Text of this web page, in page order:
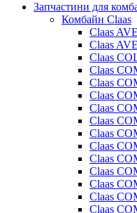
Запчастини для
Комбайн Claas
Claas
Claas
Claas
Claas
Claas
Claas
Claas
Claas
Claas
Claas
Claas
Claas
Claas
Claas
Claas